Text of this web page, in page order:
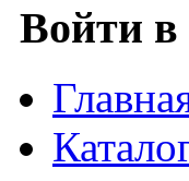
Войти в